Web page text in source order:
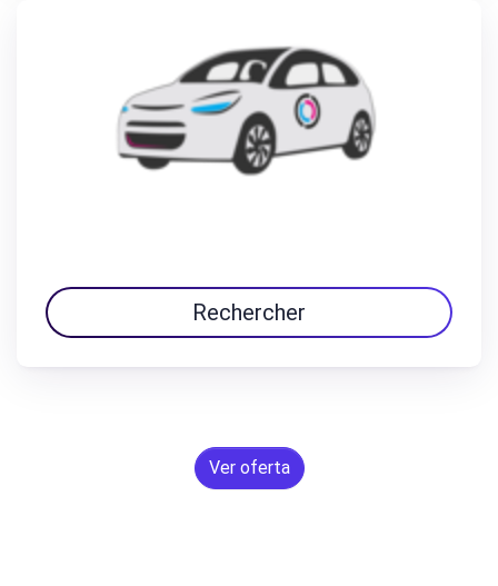
Rechercher
Ver oferta